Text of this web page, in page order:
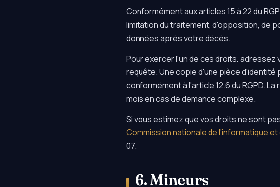
Conformément aux articles 15 à 22 du
limitation du traitement, d'opposition, de
données après votre décès.
Pour exercer l'un de ces droits, adressez
requête. Une copie d'une pièce
conformément à l'article 12.6 du RGPD.
mois en cas de demande complexe.
Si vous estimez que vos droits ne sont
Commission nationale de l'informatique et
07.
6. Mineurs